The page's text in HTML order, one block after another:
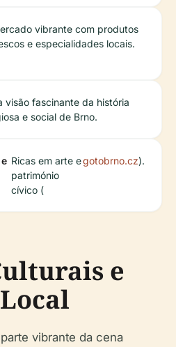
vibrante com produtos
e especialidades locais.
visão fascinante da história
e social de Brno.
Ricas em arte e
património
cívico (
gotobrno.cz).
e
vibrante da cena